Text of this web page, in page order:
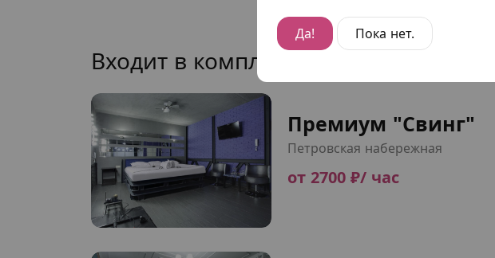
Да! Пока нет.
Входит в комплект номеров
Премиум "Свинг"
Петровская набережная
от 2700 ₽/ час